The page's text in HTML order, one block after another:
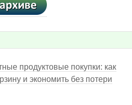
продуктовые покупки: как
и экономить без потери